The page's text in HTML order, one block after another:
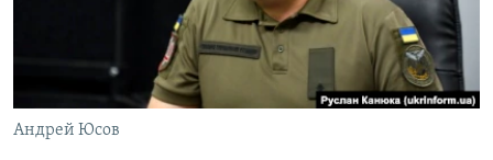
ПОБЕДИТЕЛЕЙ НЕ СУДЯТ?
КРЫМ.НЕПОКОРЕННЫЙ
УКРАИНСКАЯ ПРОБЛЕМА КРЫМА
Андрей Юсов